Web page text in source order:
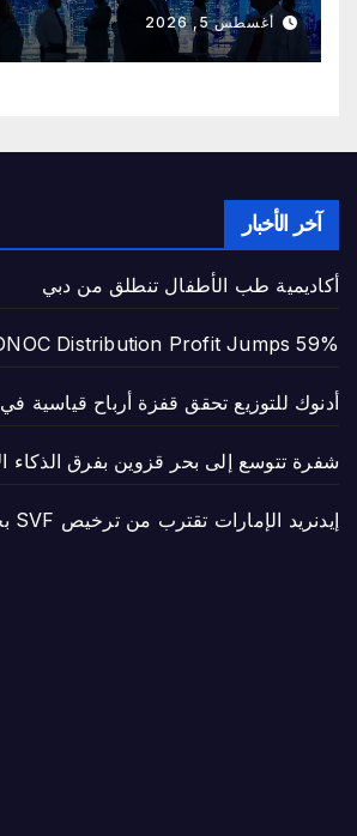
أغسطس 5, 2026
آخر الأخبار
أكاديمية طب الأطفال تنطلق من دبي
Distribution Profit Jumps 59%
أدنوك للتوزيع تحقق قفزة أرباح قياسية في 2026
شفرة تتوسع إلى بحر قزوين بفرق الذكاء
إيدنريد الإمارات تقترب من ترخيص SVF بخطوة جديدة